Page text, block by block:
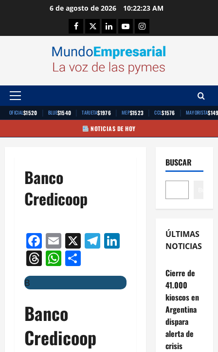
6 de agosto de 2026 10:22:24 AM
Facebook
TwitterLinkedinYoutubeInstagram
Menú
principal
OFICIAL$1520 | BLUE$1540 | TARJETA$1976 | MEP$1523 | CCL$1576 | MAYORISTA
NOTICIAS DE HOY
Banco
Credicoop
Facebook
Email
X Telegram
LinkedIn
Threads
WhatsApp
B
Banco
Credicoop
BUSCAR
ÚLTIMAS
NOTICIAS
Cierre de
41.000
kioscos en
Argentina
dispara
alerta de
crisis